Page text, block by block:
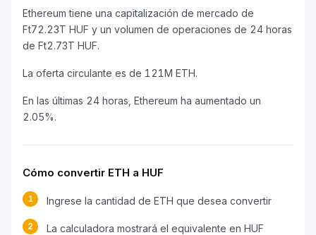
Ethereum tiene una capitalización de mercado de
Ft72.23T HUF y un volumen de operaciones de 24 horas
de Ft2.73T HUF.
La oferta circulante es de 121M ETH.
En las últimas 24 horas, Ethereum ha aumentado un
2.05%.
Cómo convertir ETH a HUF
1 Ingrese la cantidad de ETH que desea convertir
2 La calculadora mostrará el equivalente en HUF